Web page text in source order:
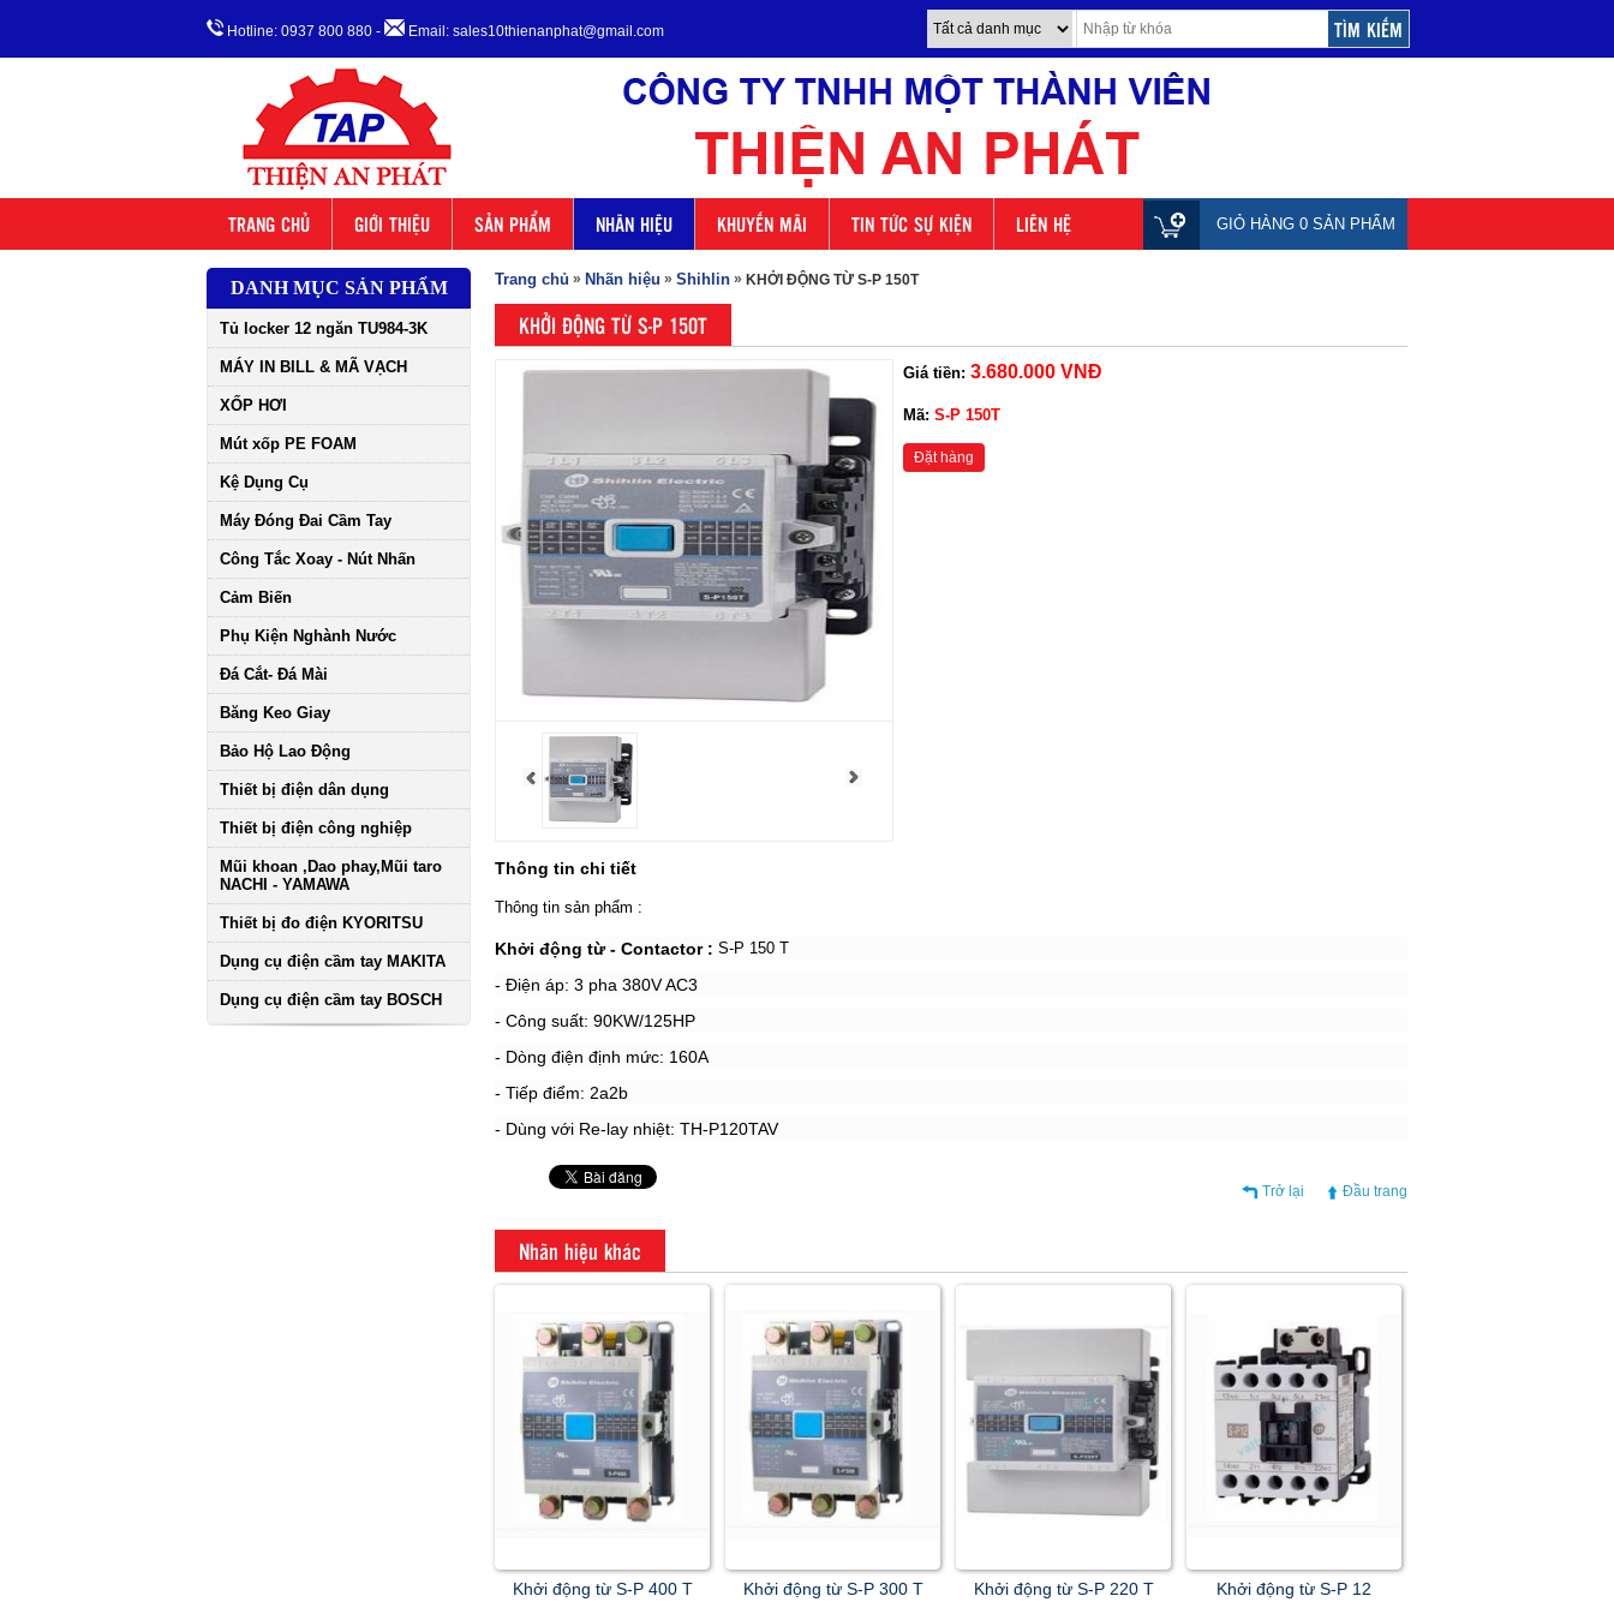
Hotline: 0937 800 880 - Email: sales10thienanphat@gmail.com
TRANG CHỦ GIỚI THIỆU SẢN PHẨM NHÃN HIỆU KHUYẾN MÃI TIN TỨC SỰ KIỆN LIÊN HỆ GIỎ HÀNG 0 SẢN PHẨM
DANH MỤC SẢN PHẨM
Tủ locker 12 ngăn TU984-3K
MÁY IN BILL & MÃ VẠCH
XỐP HƠI
Mút xốp PE FOAM
Kệ Dụng Cụ
Máy Đóng Đai Cầm Tay
Công Tắc Xoay - Nút Nhấn
Cảm Biến
Phụ Kiện Nghành Nước
Đá Cắt- Đá Mài
Băng Keo Giay
Bảo Hộ Lao Động
Thiết bị điện dân dụng
Thiết bị điện công nghiệp
Mũi khoan ,Dao phay,Mũi taro
NACHI - YAMAWA
Thiết bị đo điện KYORITSU
Dụng cụ điện cầm tay MAKITA
Dụng cụ điện cầm tay BOSCH
Trang chủ » Nhãn hiệu » Shihlin » KHỞI ĐỘNG TỪ S-P 150T
KHỞI ĐỘNG TỪ S-P 150T
Giá tiền: 3.680.000 VNĐ
Mã: S-P 150T
Đặt hàng
Thông tin chi tiết
Thông tin sản phẩm :
Khởi động từ - Contactor : S-P 150 T
- Điện áp: 3 pha 380V AC3
- Công suất: 90KW/125HP
- Dòng điện định mức: 160A
- Tiếp điểm: 2a2b
- Dùng với Re-lay nhiệt: TH-P120TAV
Trở lại Đầu trang
Nhãn hiệu khác
Khởi động từ S-P 400 T Khởi động từ S-P 300 T Khởi động từ S-P 220 T Khởi động từ S-P 12